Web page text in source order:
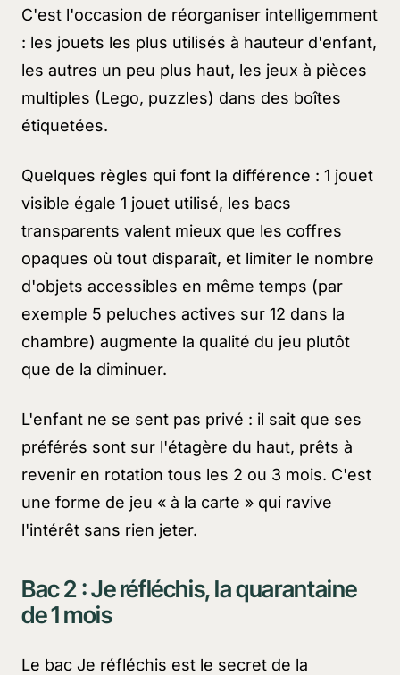
C'est l'occasion de réorganiser intelligemment
: les jouets les plus utilisés à hauteur d'enfant,
les autres un peu plus haut, les jeux à pièces
multiples (Lego, puzzles) dans des boîtes
étiquetées.
Quelques règles qui font la différence : 1 jouet
visible égale 1 jouet utilisé, les bacs
transparents valent mieux que les coffres
opaques où tout disparaît, et limiter le nombre
d'objets accessibles en même temps (par
exemple 5 peluches actives sur 12 dans la
chambre) augmente la qualité du jeu plutôt
que de la diminuer.
L'enfant ne se sent pas privé : il sait que ses
préférés sont sur l'étagère du haut, prêts à
revenir en rotation tous les 2 ou 3 mois. C'est
une forme de jeu « à la carte » qui ravive
l'intérêt sans rien jeter.
Bac 2 :Je réfléchis, la quarantaine
de 1 mois
Le bac Je réfléchis est le secret de la